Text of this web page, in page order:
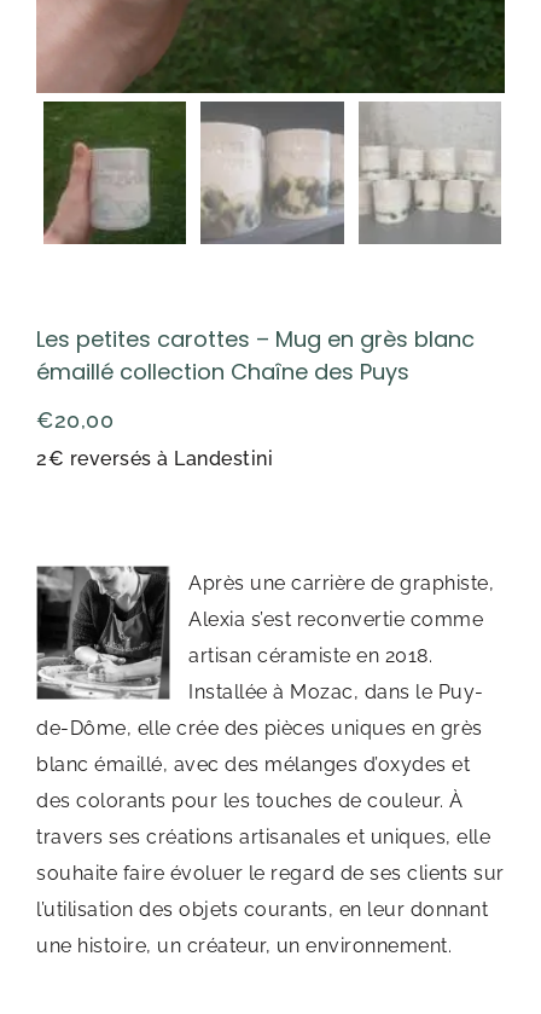
Les petites carottes – Mug en grès blanc
émaillé collection Chaîne des Puys
2€ reversés à Landestini
€20,00
Après une carrière de graphiste,
Alexia s’est reconvertie comme
artisan céramiste en 2018.
Installée à Mozac, dans le Puy-
de-Dôme, elle crée des pièces uniques en grès
blanc émaillé, avec des mélanges d’oxydes et
des colorants pour les touches de couleur. À
travers ses créations artisanales et uniques, elle
souhaite faire évoluer le regard de ses clients sur
l’utilisation des objets courants, en leur donnant
une histoire, un créateur, un environnement.